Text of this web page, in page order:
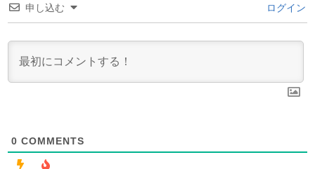
申し込む ログイン
0 COMMENTS